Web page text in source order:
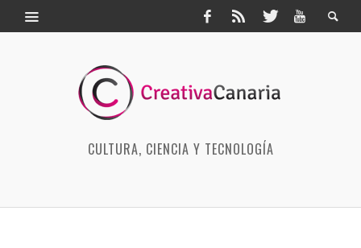
CULTURA, CIENCIA Y TECNOLOGÍA